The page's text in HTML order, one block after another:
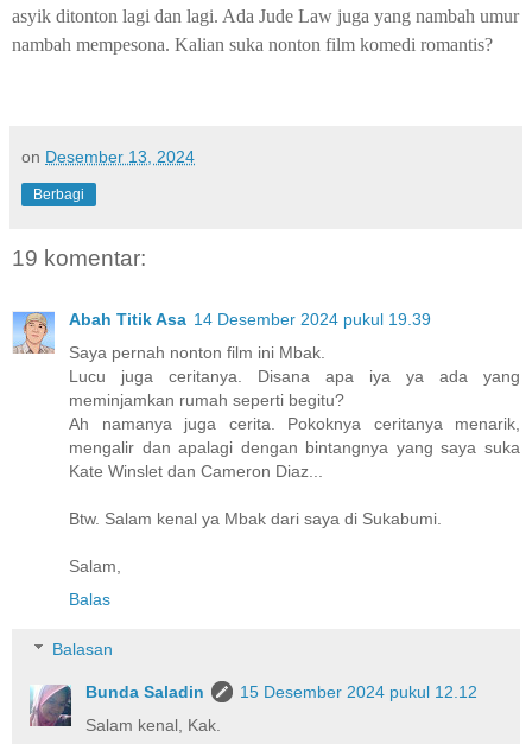
asyik ditonton lagi dan lagi. Ada Jude Law juga yang nambah umur
nambah mempesona. Kalian suka nonton film komedi romantis?
on Desember 13, 2024
Berbagi
19 komentar:
Abah Titik Asa 14 Desember 2024 pukul 19.39
Saya pernah nonton film ini Mbak.
Lucu juga ceritanya. Disana apa iya ya ada yang
meminjamkan rumah seperti begitu?
Ah namanya juga cerita. Pokoknya ceritanya menarik,
mengalir dan apalagi dengan bintangnya yang saya suka
Kate Winslet dan Cameron Diaz...
Btw. Salam kenal ya Mbak dari saya di Sukabumi.
Salam,
Balas
Balasan
Bunda Saladin
15 Desember 2024 pukul 12.12
Salam kenal, Kak.